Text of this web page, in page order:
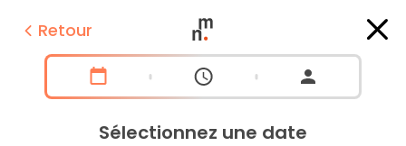
Retour
Sélectionnez une date